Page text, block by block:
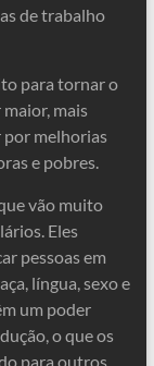
de trabalho
para tornar o
mais
por melhorias
e pobres.
vão muito
Eles
pessoas em
língua, sexo e
um poder
o que os
para outros